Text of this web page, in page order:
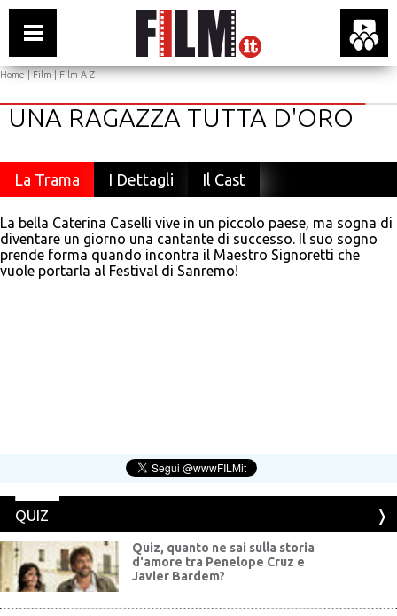
Home|Film|Film A-Z
UNA RAGAZZA TUTTA D'ORO
La Trama I Dettagli Il Cast
La bella Caterina Caselli vive in un piccolo paese, ma sogna di
diventare un giorno una cantante di successo. Il suo sogno
prende forma quando incontra il Maestro Signoretti che
vuole portarla al Festival di Sanremo!
QUIZ
Quiz, quanto ne sai sulla storia
d'amore tra Penelope Cruz e
Javier Bardem?